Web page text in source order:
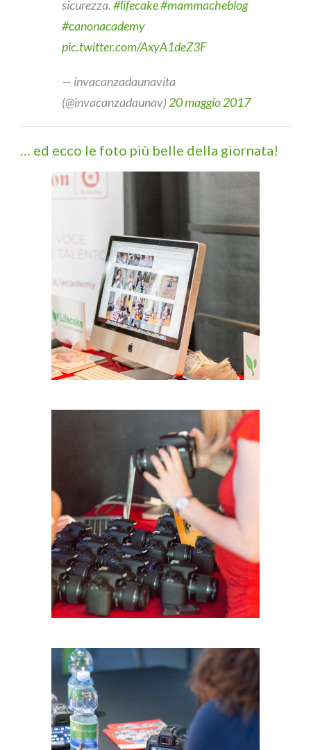
sicurezza.#lifecake#mammacheblog
#canonacademy
pic.twitter.com/AxyA1deZ3F
— invacanzadaunavita
(@invacanzadaunav) 20 maggio 2017
… ed ecco le foto più belle della giornata!